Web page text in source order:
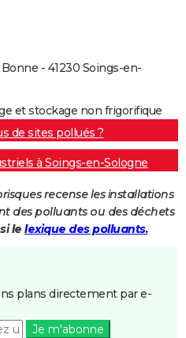
- 41230 Soings-en-
et stockage non frigorifique
de sites pollués ?
à Soings-en-Sologne
recense les installations
des polluants ou des déchets
le lexique des polluants.
plans directement par e-
Je m'abonne